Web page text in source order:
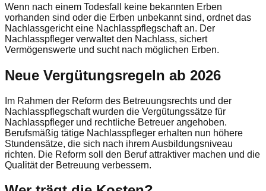
Wenn nach einem Todesfall keine bekannten Erben
vorhanden sind oder die Erben unbekannt sind, ordnet das
Nachlassgericht eine Nachlasspflegschaft an. Der
Nachlasspfleger verwaltet den Nachlass, sichert
Vermögenswerte und sucht nach möglichen Erben.
Neue Vergütungsregeln ab 2026
Im Rahmen der Reform des Betreuungsrechts und der
Nachlasspflegschaft wurden die Vergütungssätze für
Nachlasspfleger und rechtliche Betreuer angehoben.
Berufsmäßig tätige Nachlasspfleger erhalten nun höhere
Stundensätze, die sich nach ihrem Ausbildungsniveau
richten. Die Reform soll den Beruf attraktiver machen und die
Qualität der Betreuung verbessern.